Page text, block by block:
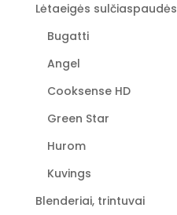
Lėtaeigės sulčiaspaudės
Bugatti
Angel
Cooksense HD
Green Star
Hurom
Kuvings
Blenderiai, trintuvai